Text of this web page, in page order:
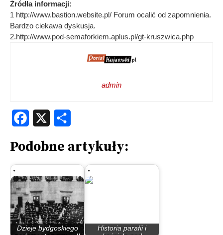
Źródła informacji:
1 http://www.bastion.website.pl/ Forum ocalić od zapomnienia.
Bardzo ciekawa dyskusja.
2.http://www.pod-semaforkiem.aplus.pl/gt-kruszwica.php
admin
Facebook
Podobne artykuły:
Dzieje bydgoskiego
Historia parafii i